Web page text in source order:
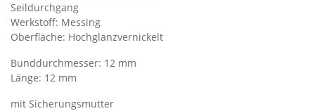
Seildurchgang
Werkstoff: Messing
Oberfläche: Hochglanzvernickelt
Bund­durch­messer: 12 mm
Länge: 12 mm
mit Sicherungsmutter